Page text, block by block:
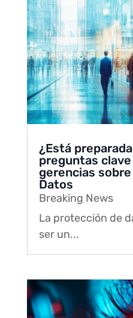
¿Está
preguntas clave
gerencias
Datos
Breaking News
La protección de
ser un...